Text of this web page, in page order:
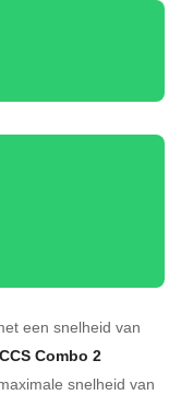
een snelheid van
CCS Combo 2
snelheid van